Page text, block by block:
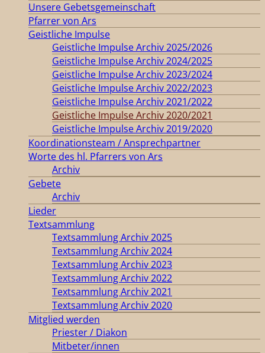
Unsere Gebetsgemeinschaft
Pfarrer von Ars
Geistliche Impulse
Geistliche Impulse Archiv 2025/2026
Geistliche Impulse Archiv 2024/2025
Geistliche Impulse Archiv 2023/2024
Geistliche Impulse Archiv 2022/2023
Geistliche Impulse Archiv 2021/2022
Geistliche Impulse Archiv 2020/2021
Geistliche Impulse Archiv 2019/2020
Koordinationsteam / Ansprechpartner
Worte des hl. Pfarrers von Ars
Archiv
Gebete
Archiv
Lieder
Textsammlung
Textsammlung Archiv 2025
Textsammlung Archiv 2024
Textsammlung Archiv 2023
Textsammlung Archiv 2022
Textsammlung Archiv 2021
Textsammlung Archiv 2020
Mitglied werden
Priester / Diakon
Mitbeter/innen